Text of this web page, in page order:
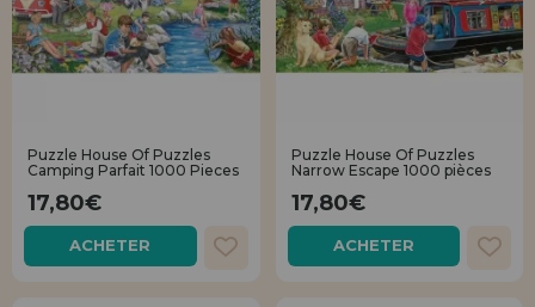
Puzzle House Of Puzzles
Camping Parfait 1000 Pieces
17,80€
ACHETER
Puzzle House Of Puzzles
Narrow Escape 1000 pièces
17,80€
ACHETER